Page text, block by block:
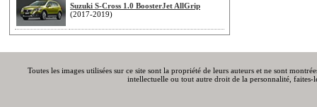
Suzuki S-Cross 1.0 BoosterJet AllGrip
(2017-2019)
Toutes les images utilisées sur ce site sont la propriété de leurs auteurs et ne sont
intellectuelle ou tout autre droit de la personnalité,